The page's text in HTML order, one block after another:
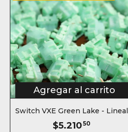
Agregar al carrito
Switch VXE Green Lake - Lineal
$5.21050